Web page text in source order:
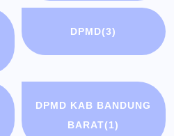
DPMD(3)
DPMD KAB BANDUNG
BARAT(1)